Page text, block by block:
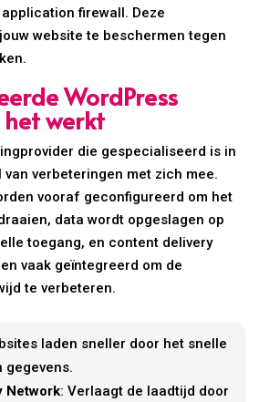
firewall. Deze
website te beschermen tegen
WordPress
werkt
die gespecialiseerd is in
verbeteringen met zich mee.
vooraf geconfigureerd om het
data wordt opgeslagen op
toegang, en content delivery
vaak geïntegreerd om de
te verbeteren.
laden sneller door het snelle
gegevens.
Network: Verlaagt de laadtijd door